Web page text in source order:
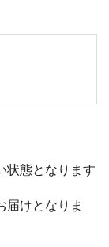
態となります
届けとなりま